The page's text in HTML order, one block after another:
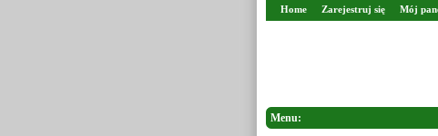
Home Zarejestruj się Mój
Menu: